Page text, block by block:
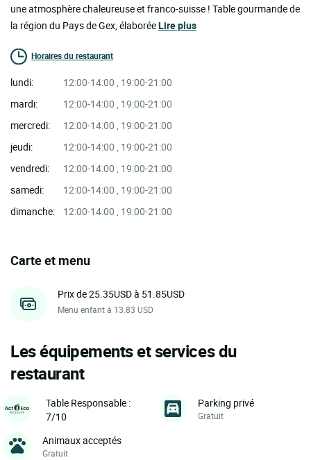
une atmosphère chaleureuse et franco-suisse ! Table gourmande de
la région du Pays de Gex, élaboréeLire plus
Horaires du restaurant
lundi:
12:00-14:00 , 19:00-21:00
mardi:
12:00-14:00 , 19:00-21:00
mercredi:
12:00-14:00 , 19:00-21:00
jeudi:
12:00-14:00 , 19:00-21:00
vendredi:
12:00-14:00 , 19:00-21:00
samedi:
12:00-14:00 , 19:00-21:00
dimanche:
12:00-14:00 , 19:00-21:00
Carte et menu
Prix de 25.35USD à 51.85USD
Menu enfant à 13.83 USD
Les équipements et services du
restaurant
Table Responsable :
7/10
Parking privé
Gratuit
Animaux acceptés
Gratuit